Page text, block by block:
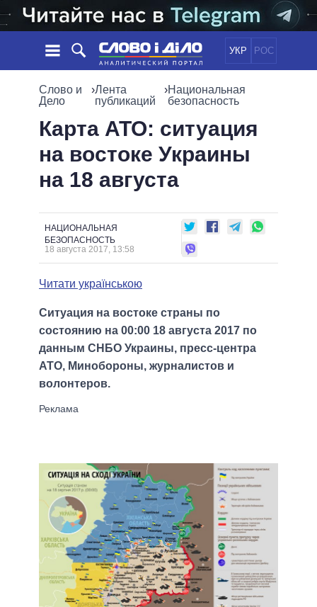
УКР РОС
НОВОСТИ
СОБЫТИЯ
СТАТЬИ
МНЕНИЯ
ДАЙДЖЕСТЫ
ЭКОНОМИКА
ОБЩЕСТВО
МИР
ОБЕЩАНИЯ
ПОЛИТИКИ
ВСЕ ПОЛИТИКИ
ВЕРХОВНАЯ РАДА
КАБИНЕТ МИНИСТРОВ
ГЛАВЫ ОБЛАДМИНИСТРАЦИЙ
МЭРЫ
ИНФОГРАФИКА
ВИДЕО
ПОДДЕРЖАТЬ
СРАВНЕНИЕ ПОЛИТИКОВ
Слово и
Дело
›Лента
публикаций
›Национальная
безопасность
Карта АТО: ситуация
на востоке Украины
на 18 августа
НАЦИОНАЛЬНАЯ
БЕЗОПАСНОСТЬ
18 августа 2017, 13:58
Читати українською
Ситуация на востоке страны по
состоянию на 00:00 18 августа 2017 по
данным СНБО Украины, пресс-центра
АТО, Минобороны, журналистов и
волонтеров.